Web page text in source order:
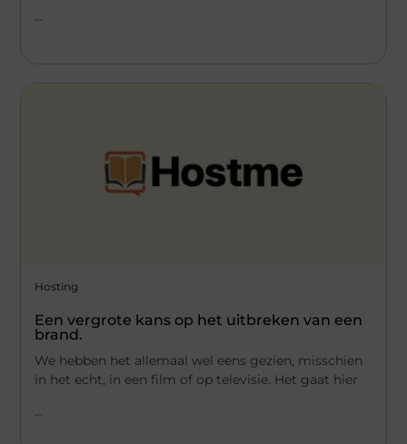
...
Hosting
Een vergrote kans op het uitbreken van een
brand.
We hebben het allemaal wel eens gezien, misschien
in het echt, in een film of op televisie. Het gaat hier
...